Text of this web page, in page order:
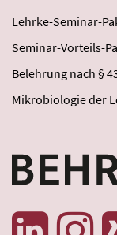
Lehrke-Seminar-
Seminar-Vorteils-
Belehrung nach §
Mikrobiologie der